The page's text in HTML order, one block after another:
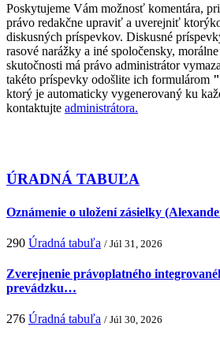
Poskytujeme Vám možnosť komentára,
právo redakčne upraviť a uverejniť
diskusných príspevkov. Diskusné
rasové narážky a iné spoločensky,
skutočnosti má právo administrátor
takéto príspevky odošlite ich formulárom
ktorý je automaticky vygenerovaný ku
kontaktujte administrátora.
ÚRADNÁ TABUĽA
Oznámenie o uložení zásielky
290 Úradná tabuľa / Júl 31, 2026
Zverejnenie právoplatného
prevádzku…
276 Úradná tabuľa / Júl 30, 2026